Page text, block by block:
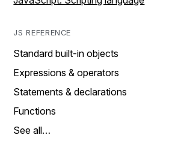
JS REFERENCE
Standard built-in objects
Expressions & operators
Statements & declarations
Functions
See all…